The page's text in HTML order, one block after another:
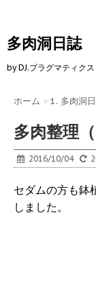
多肉洞日誌
by DJ.プラグマティクス
ホーム > 1. 多肉洞
多肉整理（
2016/10/04
セダムの方も鉢
しました。